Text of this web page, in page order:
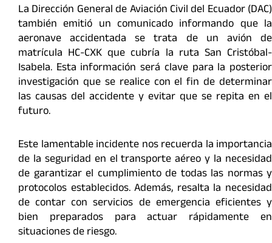
La Dirección General de Aviación Civil del Ecuador (DAC)
también emitió un comunicado informando que la
aeronave accidentada se trata de un avión de
matrícula HC-CXK que cubría la ruta San Cristóbal-
Isabela. Esta información será clave para la posterior
investigación que se realice con el fin de determinar
las causas del accidente y evitar que se repita en el
futuro.
Este lamentable incidente nos recuerda la importancia
de la seguridad en el transporte aéreo y la necesidad
de garantizar el cumplimiento de todas las normas y
protocolos establecidos. Además, resalta la necesidad
de contar con servicios de emergencia eficientes y
bien preparados para actuar rápidamente en
situaciones de riesgo.